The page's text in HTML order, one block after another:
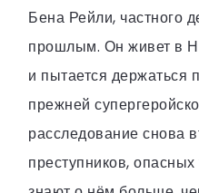
Бена Рейли, частного
прошлым. Он живет в
и пытается держаться
прежней
расследование снова
преступников,